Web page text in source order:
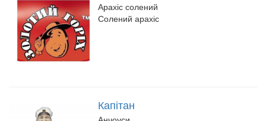
Арахіс солений
Солений арахіс
Капітан